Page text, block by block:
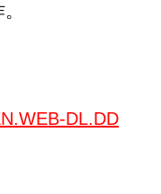
DL.DD